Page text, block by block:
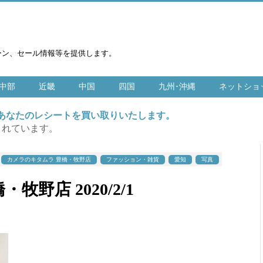
、セール情報等を提供します。
部 近畿 中国 四国 九州･沖縄 ネットショ
たのレシートを買い取りいたします。
ています。
カメラのキタムラ 豊橋・牧野店 ファッション・雑貨 愛知 写真
牧野店 2020/2/1